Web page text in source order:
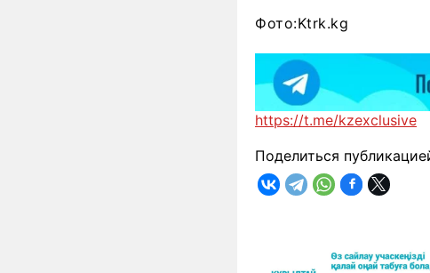
Фото:Ktrk.kg
https://t.me/kzexclusive
Поделиться